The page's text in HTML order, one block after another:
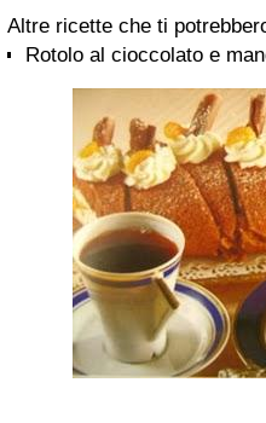
Altre ricette che ti
Rotolo al cioccolato e